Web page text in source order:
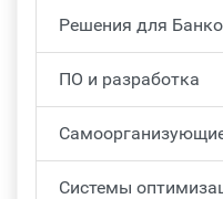
Решения для
ПО и разработка
Системы